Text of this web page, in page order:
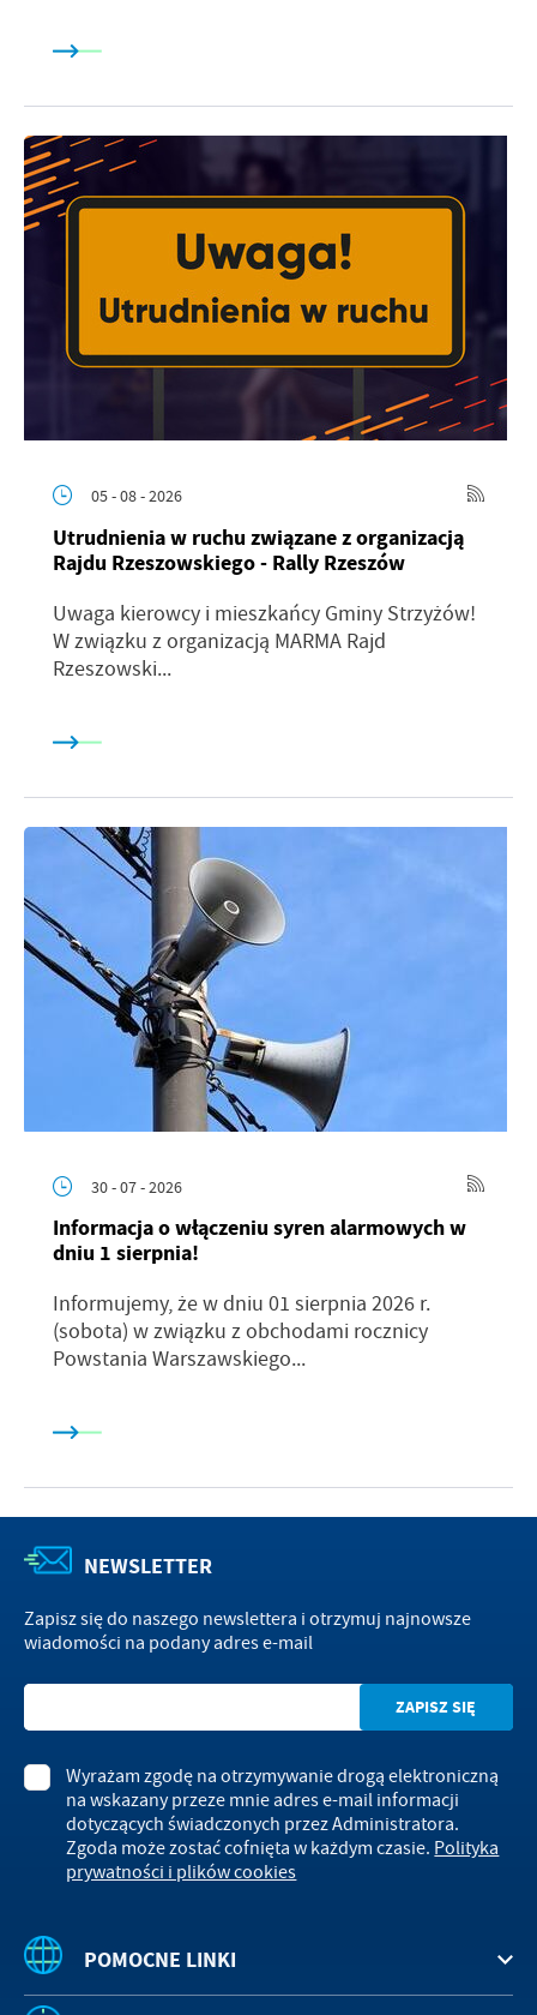
05 - 08 - 2026
Utrudnienia w ruchu związane z organizacją
Rajdu Rzeszowskiego - Rally Rzeszów
Uwaga kierowcy i mieszkańcy Gminy Strzyżów!
W związku z organizacją MARMA Rajd
Rzeszowski...
30 - 07 - 2026
Informacja o włączeniu syren alarmowych w
dniu 1 sierpnia!
Informujemy, że w dniu 01 sierpnia 2026 r.
(sobota) w związku z obchodami rocznicy
Powstania Warszawskiego...
POMOCNE LINKI
NEWSLETTER
Zapisz się do naszego newslettera i otrzymuj najnowsze
wiadomości na podany adres e-mail
Wyrażam zgodę na otrzymywanie drogą elektroniczną
na wskazany przeze mnie adres e-mail informacji
dotyczących świadczonych przez Administratora.
Zgoda może zostać cofnięta w każdym czasie. Polityka
prywatności i plików cookies